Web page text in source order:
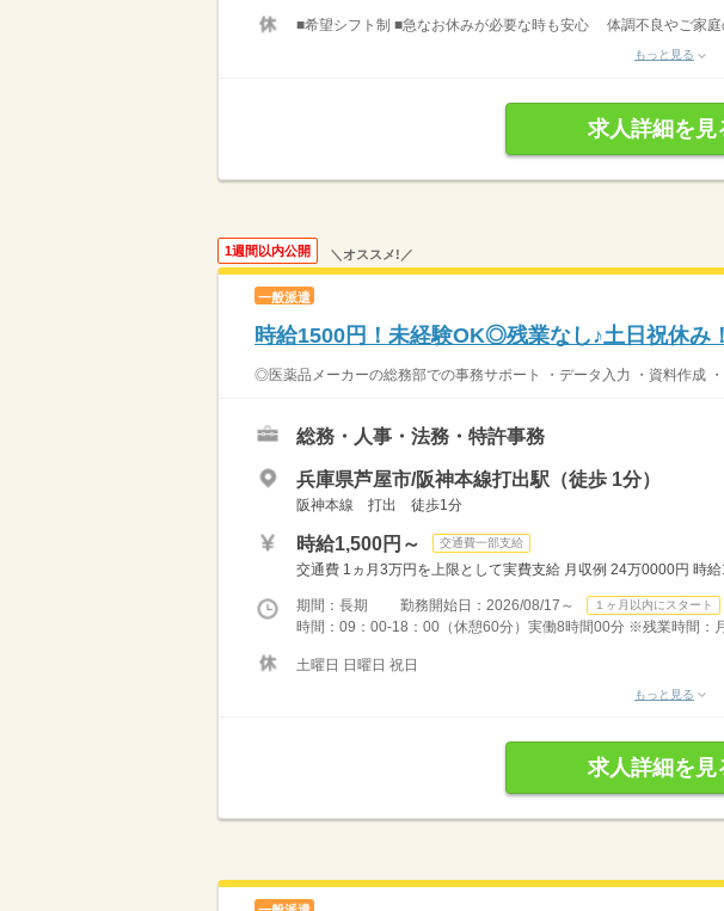
■希望シフト制 ■急なお休みが必要な時も安心 体調不良やご家庭
もっと見る
求人詳細を見
1週間以内公開 ＼オススメ!／
一般派遣
時給1500円！未経験OK◎残業なし♪土日祝休
◎医薬品メーカーの総務部での事務サポート ・データ入力 ・資料作成
総務・人事・法務・特許事務
兵庫県芦屋市/阪神本線打出駅（徒歩 1分）
阪神本線 打出 徒歩1分
時給1,500円～ 交通費一部支給
交通費 1ヵ月3万円を上限として実費支給 月収例 24万0000円 時給
期間：長期 勤務開始日：2026/08/17～ １ヶ月以内にスタート
時間：09：00-18：00（休憩60分）実働8時間00分 ※残業時間：
土曜日 日曜日 祝日
もっと見る
求人詳細を見